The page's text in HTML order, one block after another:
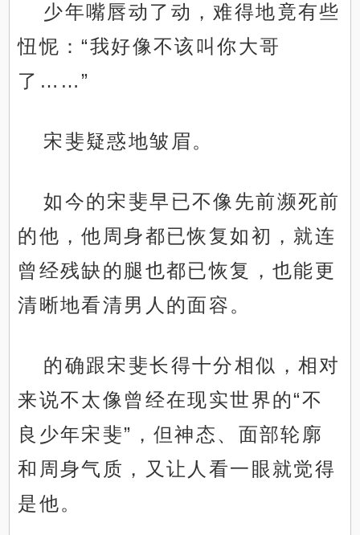
少年嘴唇动了动，难得地竟有些
忸怩：“我好像不该叫你大哥
了……”
宋斐疑惑地皱眉。
如今的宋斐早已不像先前濒死前
的他，他周身都已恢复如初，就连
曾经残缺的腿也都已恢复，也能更
清晰地看清男人的面容。
的确跟宋斐长得十分相似，相对
来说不太像曾经在现实世界的“不
良少年宋斐”，但神态、面部轮廓
和周身气质，又让人看一眼就觉得
是他。